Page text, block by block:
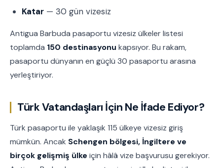
Katar — 30 gün vizesiz
Antigua Barbuda pasaportu vizesiz ülkeler listesi
toplamda 150 destinasyonu kapsıyor. Bu rakam,
pasaportu dünyanın en güçlü 30 pasaportu arasına
yerleştiriyor.
Türk Vatandaşları İçin Ne İfade Ediyor?
Türk pasaportu ile yaklaşık 115 ülkeye vizesiz giriş
mümkün. Ancak Schengen bölgesi, İngiltere ve
birçok gelişmiş ülke için hâlâ vize başvurusu gerekiyor.